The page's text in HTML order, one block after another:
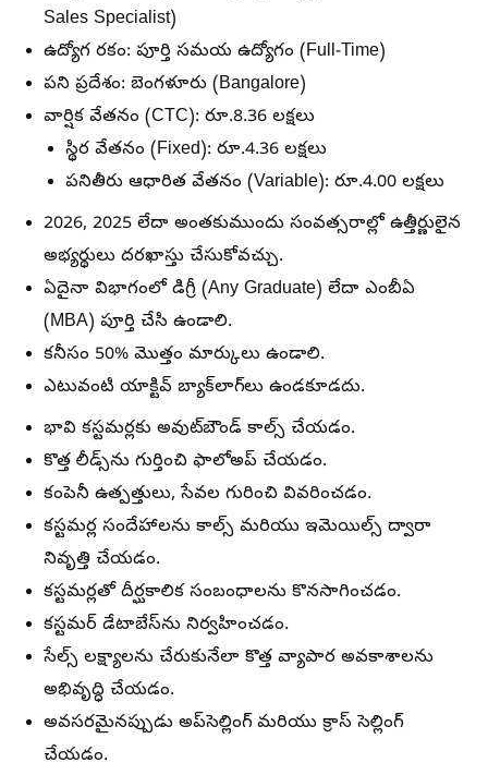
Sales Specialist)
ఉద్యోగ రకం: పూర్తి సమయ ఉద్యోగం (Full-Time)
పని ప్రదేశం: బెంగళూరు (Bangalore)
వార్షిక వేతనం (CTC): రూ.8.36 లక్షలు
స్థిర వేతనం (Fixed): రూ.4.36 లక్షలు
పనితీరు ఆధారిత వేతనం (Variable): రూ.4.00 లక్షలు
2026, 2025 లేదా అంతకుముందు సంవత్సరాల్లో ఉత్తీర్ణులైన
అభ్యర్థులు దరఖాస్తు చేసుకోవచ్చు.
ఏదైనా విభాగంలో డిగ్రీ (Any Graduate) లేదా ఎంబీఏ
(MBA) పూర్తి చేసి ఉండాలి.
కనీసం 50% మొత్తం మార్కులు ఉండాలి.
ఎటువంటి యాక్టివ్ బ్యాక్‌లాగ్‌లు ఉండకూడదు.
భావి కస్టమర్లకు అవుట్‌బౌండ్ కాల్స్ చేయడం.
కొత్త లీడ్స్‌ను గుర్తించి ఫాలోఅప్ చేయడం.
కంపెనీ ఉత్పత్తులు, సేవల గురించి వివరించడం.
కస్టమర్ల సందేహాలను కాల్స్ మరియు ఇమెయిల్స్ ద్వారా
నివృత్తి చేయడం.
కస్టమర్లతో దీర్ఘకాలిక సంబంధాలను కొనసాగించడం.
కస్టమర్ డేటాబేస్‌ను నిర్వహించడం.
సేల్స్ లక్ష్యాలను చేరుకునేలా కొత్త వ్యాపార అవకాశాలను
అభివృద్ధి చేయడం.
అవసరమైనప్పుడు అప్‌సెల్లింగ్ మరియు క్రాస్ సెల్లింగ్
చేయడం.